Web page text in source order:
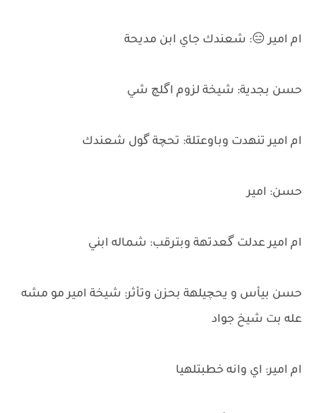
ام امير 😑: شعندك جاي ابن مديحة
حسن بجدية: شيخة لزوم اگلچ شي
ام امير تنهدت وباوعتلة: تحچة گول شعندك
حسن: امير
ام امير عدلت گعدتهة وبترقب: شماله ابني
حسن بيأس و يحچيلهة بحزن وتأثر: شيخة امير مو مشه
عله بت شيخ جواد
ام امير: اي وانه خطبتلهيا